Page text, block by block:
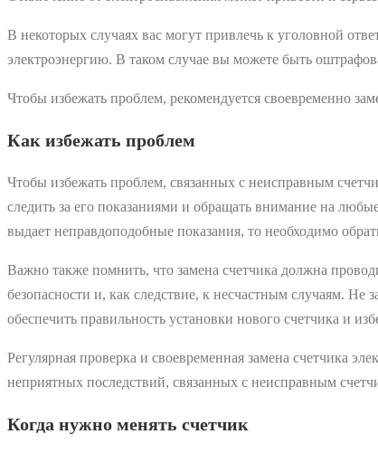
В некоторых случаях вас могут привлечь к уголовной
электроэнергию. В таком случае вы можете быть
Чтобы избежать проблем, рекомендуется своевременно
Как избежать проблем
Чтобы избежать проблем, связанных с неисправным
следить за его показаниями и обращать внимание на
выдает неправдоподобные показания, то необходимо
Важно также помнить, что замена счетчика должна
безопасности и, как следствие, к несчастным случаям. Не
обеспечить правильность установки нового счетчика и
Регулярная проверка и своевременная замена счетчика
неприятных последствий, связанных с неисправным
Когда нужно менять счетчик